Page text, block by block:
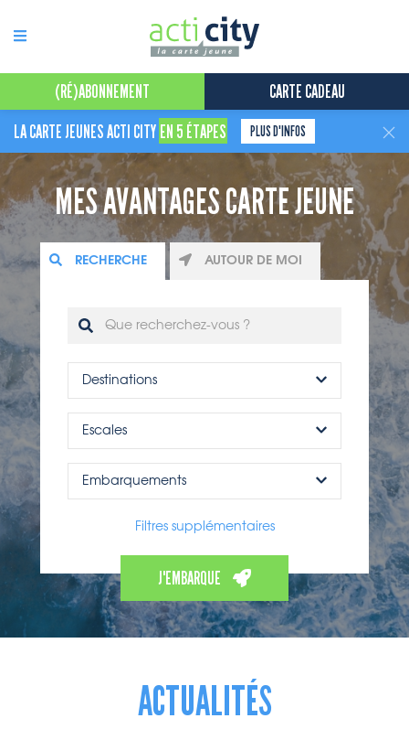
(RÉ)ABONNEMENT
CARTE CADEAU
LA CARTE JEUNES ACTI CITY EN 5 ÉTAPES PLUS D'INFOS
MES AVANTAGES CARTE JEUNE
RECHERCHE AUTOUR DE MOI
Destinations
Escales
Embarquements
Filtres supplémentaires
J'EMBARQUE
ACTUALITÉS